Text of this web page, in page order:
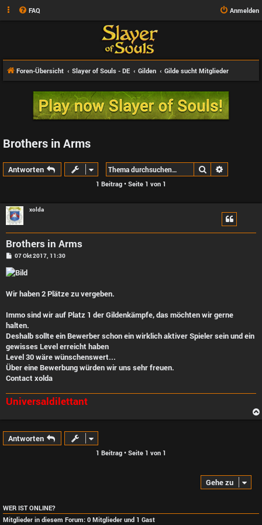
FAQ Anmelden
Foren-Übersicht Slayer of Souls - DE Gilden Gilde sucht Mitglieder
Brothers in Arms
Antworten Suche
1 Beitrag • Seite 1 von 1
xolda
Brothers in Arms
B
i
t
a
g
07 Okt 2017, 11:30
Wir haben 2 Plätze zu vergeben.
Immo sind wir auf Platz 1 der Gildenkämpfe, das möchten wir gerne
halten.
Deshalb sollte ein Bewerber schon ein wirklich aktiver Spieler sein und ein
gewisses Level erreicht haben
Level 30 wäre wünschenswert...
Über eine Bewerbung würden wir uns sehr freuen.
Contact xolda
Universaldilettant
Antworten
1 Beitrag • Seite 1 von 1
Gehe zu
WER IST ONLINE?
Mitglieder in diesem Forum: 0 Mitglieder und 1 Gast